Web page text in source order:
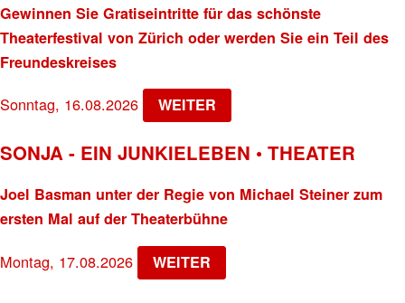
Gewinnen Sie Gratiseintritte für das schönste
Theaterfestival von Zürich oder werden Sie ein Teil des
Freundeskreises
Sonntag, 16.08.2026 WEITER
SONJA - EIN JUNKIELEBEN • THEATER
Joel Basman unter der Regie von Michael Steiner zum
ersten Mal auf der Theaterbühne
Montag, 17.08.2026 WEITER